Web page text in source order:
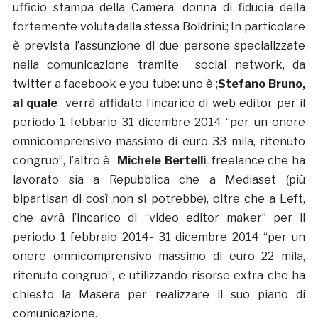
ufficio stampa della Camera, donna di fiducia della
fortemente voluta dalla stessa Boldrini.; In particolare
è prevista l’assunzione di due persone specializzate
nella comunicazione tramite social network, da
twitter a facebook e you tube: uno è ;Stefano Bruno,
al quale verrà affidato l’incarico di web editor per il
periodo 1 febbario-31 dicembre 2014 “per un onere
omnicomprensivo massimo di euro 33 mila, ritenuto
congruo”, l’altro è
Michele Bertelli, freelance che ha
lavorato sia a Repubblica che a Mediaset (più
bipartisan di così non si potrebbe), oltre che a Left,
che avrà l’incarico di “video editor maker” per il
periodo 1 febbraio 2014- 31 dicembre 2014 “per un
onere omnicomprensivo massimo di euro 22 mila,
ritenuto congruo”, e utilizzando risorse extra che ha
chiesto la Masera per realizzare il suo piano di
comunicazione.